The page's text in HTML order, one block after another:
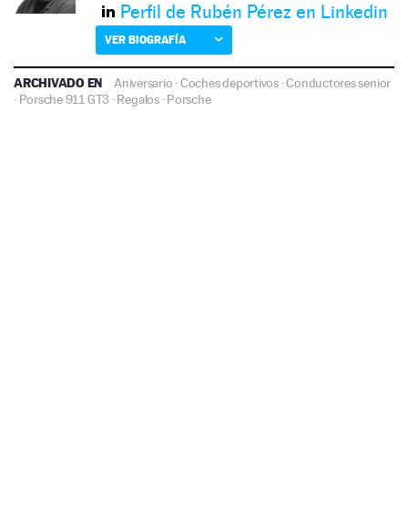
Perfil de Rubén Pérez en Linkedin
VER BIOGRAFÍA
ARCHIVADO EN Aniversario ·Coches deportivos·Conductores senior
· Porsche 911 GT3 ·Regalos·Porsche